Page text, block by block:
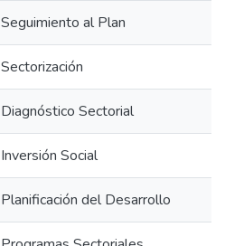
Seguimiento al Plan
Sectorización
Diagnóstico Sectorial
Inversión Social
Planificación del Desarrollo